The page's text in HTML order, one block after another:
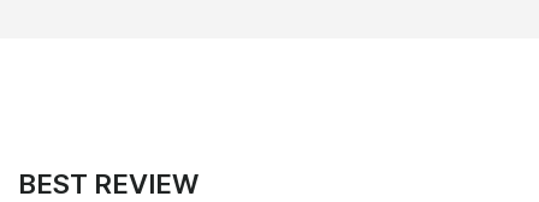
BEST REVIEW